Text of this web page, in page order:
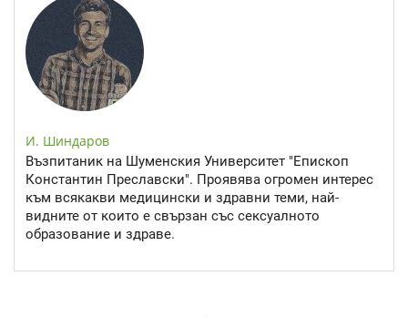
И. Шиндаров
Възпитаник на Шуменския Университет "Епископ
Константин Преславски". Проявява огромен интерес
към всякакви медицински и здравни теми, най-
видните от които е свързан със сексуалното
образование и здраве.